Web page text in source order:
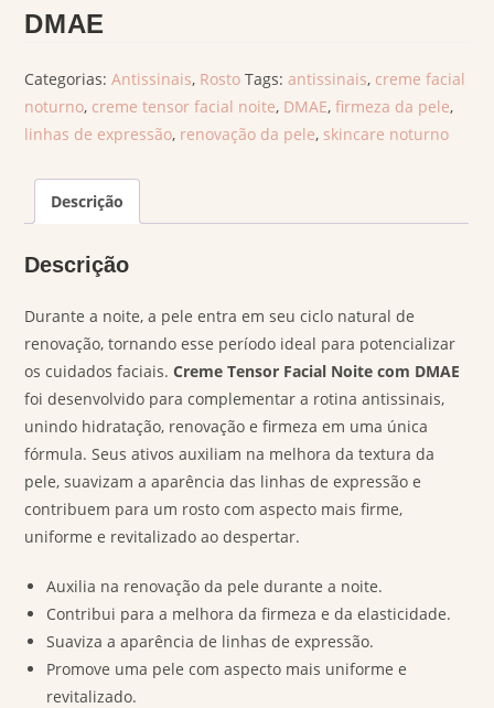
DMAE
Categorias:Antissinais, Rosto Tags:antissinais, creme facial
noturno, creme tensor facial noite, DMAE,firmeza da pele,
linhas de expressão, renovação da pele, skincare noturno
Descrição
Descrição
Durante a noite, a pele entra em seu ciclo natural de
renovação, tornando esse período ideal para potencializar
os cuidados faciais.Creme Tensor Facial Noite com DMAE
foi desenvolvido para complementar a rotina antissinais,
unindo hidratação, renovação e firmeza em uma única
fórmula. Seus ativos auxiliam na melhora da textura da
pele, suavizam a aparência das linhas de expressão e
contribuem para um rosto com aspecto mais firme,
uniforme e revitalizado ao despertar.
Auxilia na renovação da pele durante a noite.
Contribui para a melhora da firmeza e da elasticidade.
Suaviza a aparência de linhas de expressão.
Promove uma pele com aspecto mais uniforme e
revitalizado.